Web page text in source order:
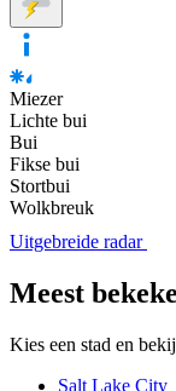
Miezer
Lichte bui
Bui
Fikse bui
Stortbui
Wolkbreuk
Uitgebreide radar
Meest
Kies een stad en
Salt Lake City